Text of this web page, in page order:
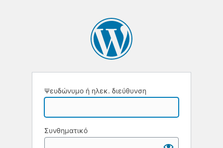
Ψευδώνυμο ή ηλεκ. διεύθυνση
Συνθηματικό